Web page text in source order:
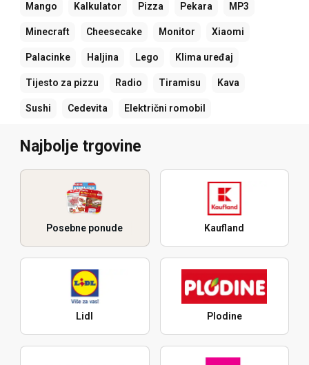
Mango Kalkulator Pizza Pekara MP3
Minecraft Cheesecake Monitor Xiaomi
Palacinke Haljina Lego Klima uređaj
Tijesto za pizzu Radio Tiramisu Kava
Sushi Cedevita Električni romobil
Najbolje trgovine
Posebne ponude Kaufland
Lidl Plodine